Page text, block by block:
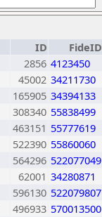
ID
FideID
2856 4123450
45002 34211730
165905 34394133
308340 55838499
463151 55777619
522390 55860060
564296 522077049
62001 34280871
596130 522079807
496933 570013500